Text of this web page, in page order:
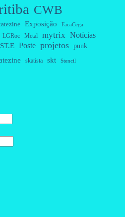
CWB
Exposição FacaCega
LGRoc Metal mytrix Notícias
Poste projetos punk
skatista skt Stencil